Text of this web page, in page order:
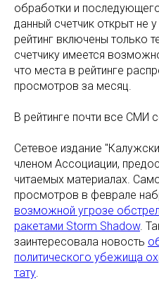
обработки и
данный счетчик открыт не
рейтинг включены только
счетчику имеется
что места в рейтинге
просмотров за месяц.
В рейтинге почти все СМИ
Сетевое издание
членом Ассоциации,
читаемых материалах.
просмотров в феврале
возможной угрозе
ракетами Storm Shadow.
заинтересовала новость
политического убежища
тату